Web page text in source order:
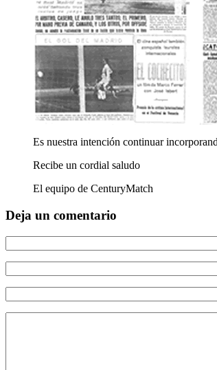
Es nuestra intención continuar
Recibe un cordial saludo
El equipo de CenturyMatch
Deja un comentario